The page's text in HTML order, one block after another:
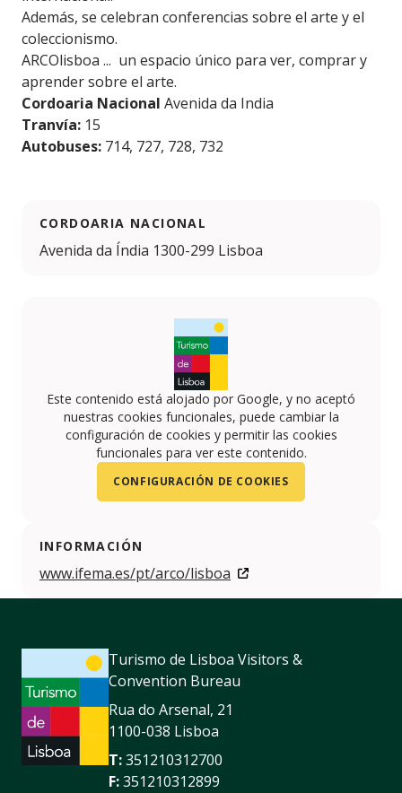
Además, se celebran conferencias sobre el arte y el
coleccionismo.
ARCOlisboa ... un espacio único para ver, comprar y
aprender sobre el arte.
Cordoaria Nacional Avenida da India
Tranvía: 15
Autobuses: 714, 727, 728, 732
CORDOARIA NACIONAL
Avenida da Índia 1300-299 Lisboa
Este contenido está alojado por Google, y no aceptó
nuestras cookies funcionales, puede cambiar la
configuración de cookies y permitir las cookies
funcionales para ver este contenido.
CONFIGURACIÓN DE COOKIES
INFORMACIÓN
www.ifema.es/pt/arco/lisboa
Turismo de Lisboa Visitors &
Convention Bureau
Rua do Arsenal, 21
1100-038 Lisboa
T:351210312700
F:351210312899